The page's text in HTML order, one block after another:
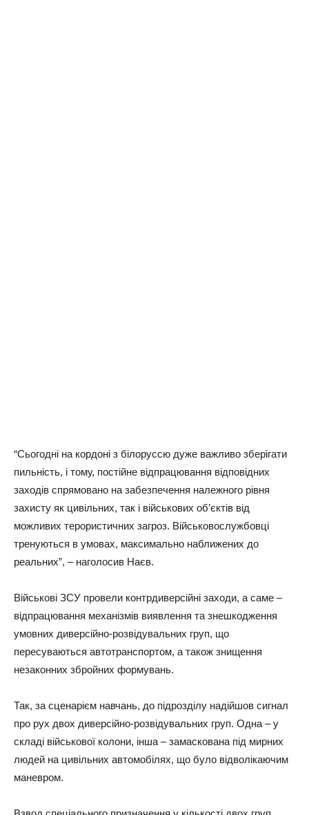
“Сьогодні на кордоні з білоруссю дуже важливо зберігати
пильність, і тому, постійне відпрацювання відповідних
заходів спрямовано на забезпечення належного рівня
захисту як цивільних, так і військових об’єктів від
можливих терористичних загроз. Військовослужбовці
тренуються в умовах, максимально наближених до
реальних”, – наголосив Наєв.
Військові ЗСУ провели контрдиверсійні заходи, а саме –
відпрацювання механізмів виявлення та знешкодження
умовних диверсійно-розвідувальних груп, що
пересуваються автотранспортом, а також знищення
незаконних збройних формувань.
Так, за сценарієм навчань, до підрозділу надійшов сигнал
про рух двох диверсійно-розвідувальних груп. Одна – у
складі військової колони, інша – замаскована під мирних
людей на цивільних автомобілях, що було відволікаючим
маневром.